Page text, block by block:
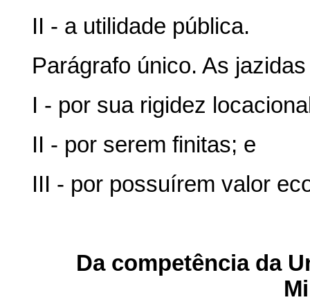
II - a utilidade pública.
Parágrafo único. As
I - por sua rigidez
II - por serem finitas; e
III - por possuírem valor
Da competência da